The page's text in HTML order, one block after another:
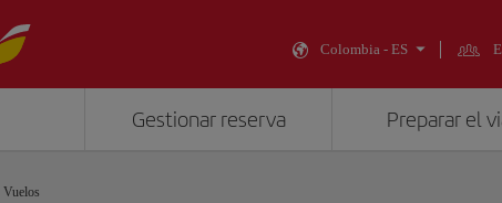
Colombia - ES
Gestionar reserva Preparar el
Vuelos